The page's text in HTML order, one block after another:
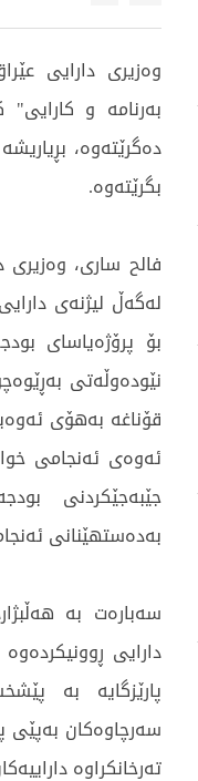
وەزیری دارایی
بەرنامە و
دەگرێتەوە،
بگرێتەوە.
فالح ساری، وەزیری
لەگەڵ لیژنەی
بۆ پرۆژەیاسای
نێودەوڵەتی
قۆناغە بەهۆی
ئەوەی ئەنجامی
جێبەجێکردنی
بەدەستهێنانی
سەبارەت بە
دارایی
پارێزگایە بە
سەرچاوەکان بەپێی
تەرخانکراوە